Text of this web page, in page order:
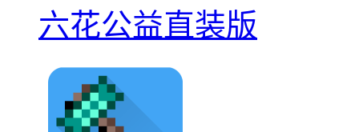
六花公益直装版